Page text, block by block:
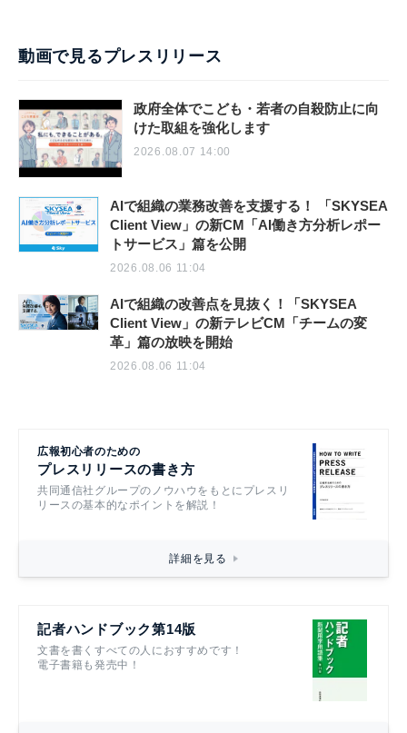
動画で見るプレスリリース
政府全体でこども・若者の自殺防止に向
けた取組を強化します
2026.08.07 14:00
AIで組織の業務改善を支援する！ 「SKYSEA
Client View」の新CM「AI働き方分析レポー
トサービス」篇を公開
2026.08.06 11:04
AIで組織の改善点を見抜く！「SKYSEA
Client View」の新テレビCM「チームの変
革」篇の放映を開始
2026.08.06 11:04
広報初心者のための
プレスリリースの書き方
共同通信社グループのノウハウをもとにプレスリ
リースの基本的なポイントを解説！
詳細を見る
記者ハンドブック第14版
文書を書くすべての人におすすめです！
電子書籍も発売中！